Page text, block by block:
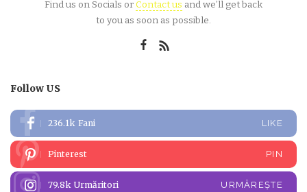
Find us on Socials orContact us and we’ll get back
to you as soon as possible.
Follow US
236.1k Fani LIKE
Pinterest PIN
79.8k Urmăritori URMĂREȘTE